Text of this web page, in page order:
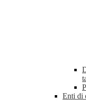
Enti di